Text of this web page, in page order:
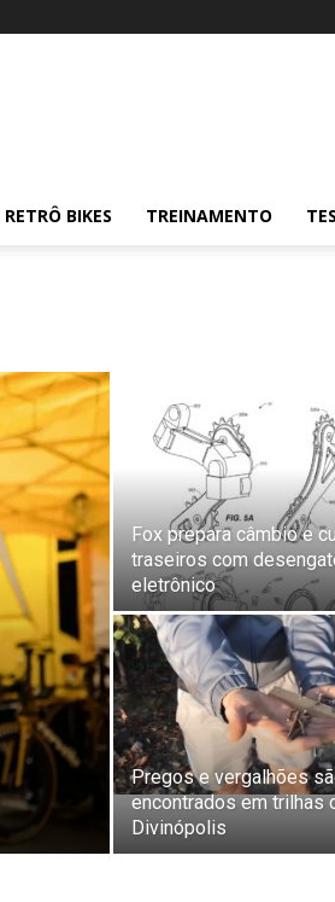
RETRÔ BIKES TREINAMENTO
Fox prepara câmbio e
traseiros com
eletrônico
Pregos e vergalhões
encontrados em trilhas
Divinópolis